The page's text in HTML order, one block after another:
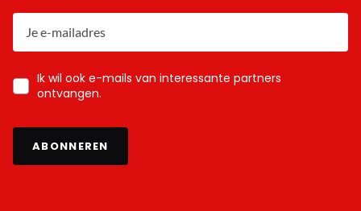
Ik wil ook e-mails van interessante partners
ontvangen.
ABONNEREN